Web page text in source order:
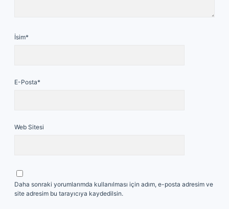
İsim*
E-Posta*
Web Sitesi
Daha sonraki yorumlarımda kullanılması için adım, e-posta adresim ve
site adresim bu tarayıcıya kaydedilsin.